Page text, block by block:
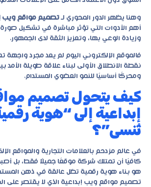
وهنا يظهر الدور المحوري لـ تصميم مواقع ويب
أهم الأدوات التي تؤثر مباشرة في تشكيل صورة
وزيادة الوعي بها، وتعزيز الثقة لدى الجمهور.
فالموقع الإلكتروني اليوم لم يعد مجرد واجهة
نقطة الانطلاق الأولى لبناء علاقة طويلة الأمد
ومحركًا أساسيًا للنمو العضوي المستدام.
كيف يتحول تصميم
إبداعية إلى “هوية
تُنسى”؟
في عالم مزدحم بالعلامات التجارية والمواقع
كافيًا أن تمتلك شركة موقعًا جميلًا فقط، بل
هو بناء هوية رقمية تظل عالقة في ذهن
تصميم مواقع ويب إبداعية الذي لا يقتصر على